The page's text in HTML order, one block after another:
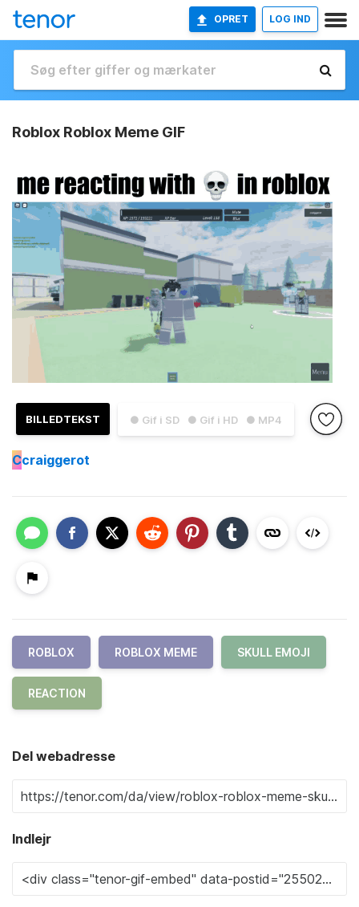
OPRET LOG IND
Roblox Roblox Meme GIF
● Gif i SD ● Gif i HD ● MP4
BILLEDTEKST
Ccraiggerot
ROBLOX ROBLOX MEME SKULL EMOJI
REACTION
Del webadresse
Indlejr